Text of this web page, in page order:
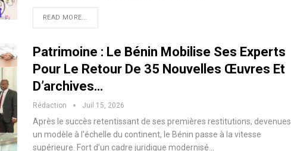
READ MORE...
Patrimoine : Le Bénin Mobilise Ses Experts
Pour Le Retour De 35 Nouvelles Œuvres Et
D’archives…
Rédaction Juil 15, 2026
Après le succès retentissant de ses premières restitutions, devenues
un modèle à l'échelle du continent, le Bénin passe à la vitesse
supérieure. Fort d’un cadre juridique modernisé…